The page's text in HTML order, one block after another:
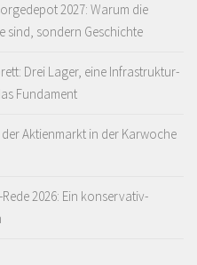
2027: Warum die
sind, sondern Geschichte
Drei Lager, eine Infrastruktur-
Fundament
der Aktienmarkt in der Karwoche
2026: Ein konservativ-